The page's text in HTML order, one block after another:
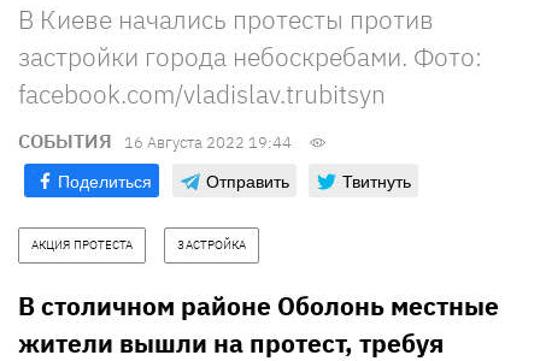
В Киеве начались протесты против
застройки города небоскребами. Фото:
facebook.com/vladislav.trubitsyn
СОБЫТИЯ 16 Августа 2022 19:44
Поделиться Отправить Твитнуть
АКЦИЯ ПРОТЕСТА ЗАСТРОЙКА
В столичном районе Оболонь местные
жители вышли на протест, требуя